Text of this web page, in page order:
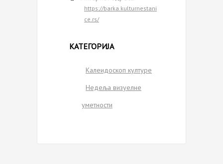
https://barka.kulturnestani
ce.rs/
КАТЕГОРИЈА
Калеидоскоп културе
Недеља визуелне
уметности